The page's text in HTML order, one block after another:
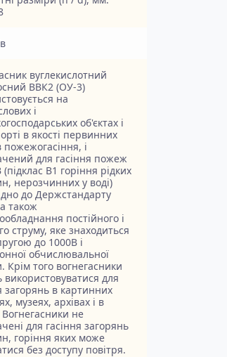
вуглекислотний
ВВК2 (ОУ-3)
на
і
об'єктах і
в якості первинних
пожежогасіння, і
для гасіння пожеж
(підклас В1 горіння рідких
нерозчинних у воді)
до Держстандарту
також
постійного і
струму, яке знаходиться
до 1000В і
обчислювальної
Крім того вогнегасники
використовуватися для
загорянь в картинних
музеях, архівах і в
Вогнегасники не
для гасіння загорянь
горіння яких може
без доступу повітря.